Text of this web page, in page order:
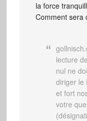
la force
Comment sera
lecture
nul ne
diriger le
et fort
votre